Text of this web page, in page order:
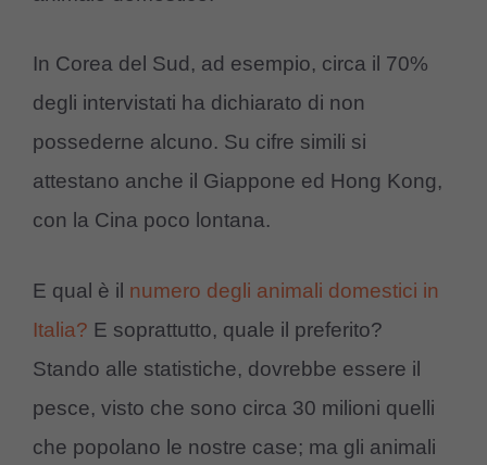
In Corea del Sud, ad esempio, circa il 70%
degli intervistati ha dichiarato di non
possederne alcuno. Su cifre simili si
attestano anche il Giappone ed Hong Kong,
con la Cina poco lontana.
E qual è il numero degli animali domestici in
Italia? E soprattutto, quale il preferito?
Stando alle statistiche, dovrebbe essere il
pesce, visto che sono circa 30 milioni quelli
che popolano le nostre case; ma gli animali